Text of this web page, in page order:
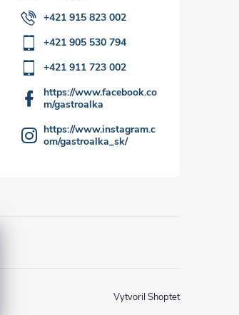
+421 915 823 002
+421 905 530 794
+421 911 723 002
https://www.facebook.co
m/gastroalka
https://www.instagram.c
om/gastroalka_sk/
Vytvoril Shoptet